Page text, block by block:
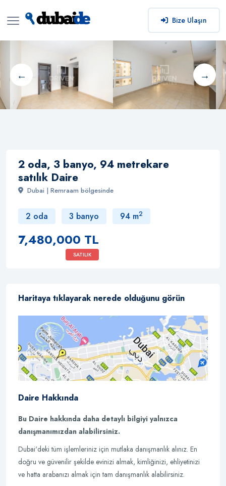
Bize Ulaşın
2 oda, 3 banyo, 94 metrekare
satılık Daire
Dubai | Remraam bölgesinde
2 oda 3 banyo 94 m2
7,480,000 TL
SATILIK
Haritaya tıklayarak nerede olduğunu görün
Daire Hakkında
Bu Daire hakkında daha detaylı bilgiyi yalnızca
danışmanımızdan alabilirsiniz.
Dubai'deki tüm işlemleriniz için mutlaka danışmanlık alınız. En
doğru ve güvenilir şekilde evinizi almak, kimliğinizi, ehliyetinizi
ve hatta arabanızı almak için tam danışmanlık alabilirsiniz.